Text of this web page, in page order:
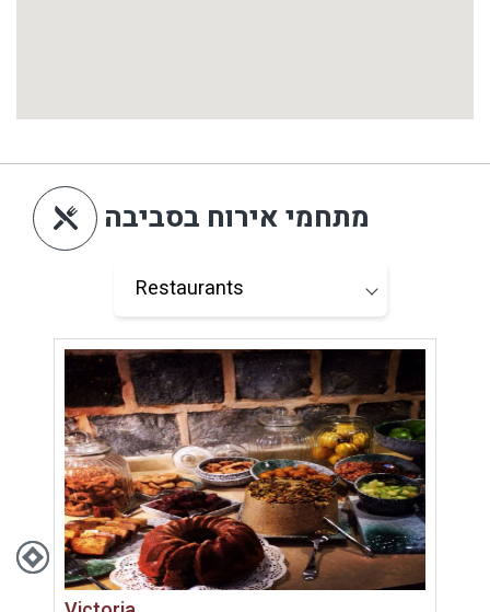
מתחמי אירוח בסביבה